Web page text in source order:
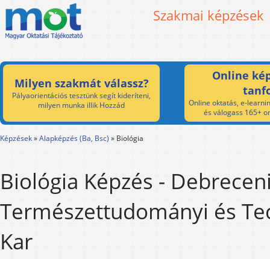
Szakmai képzések
Milyen szakmát válassz?
Pályaorientációs tesztünk segít kideríteni,
milyen munka illik Hozzád
Online
Online oktatás, e-
és válogass 165+
Képzések»Alapképzés (Ba, Bsc) » Biológia
Biológia Képzés -
Természettudományi és
Kar